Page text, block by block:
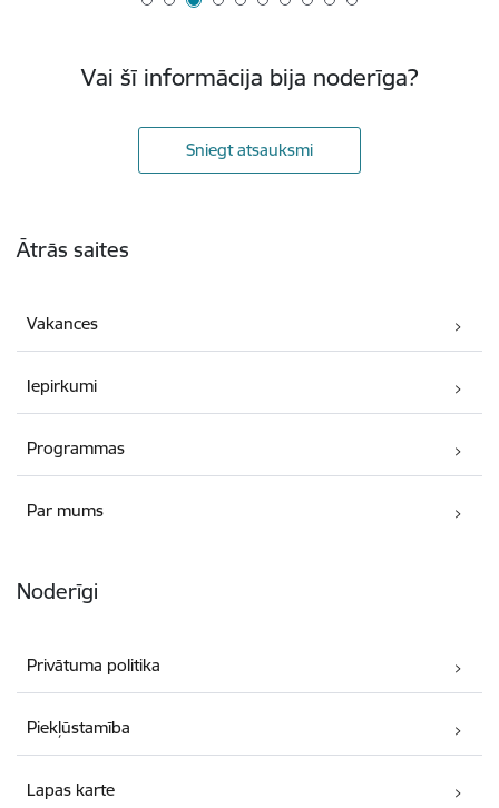
Vai šī informācija bija noderīga?
Sniegt atsauksmi
Ātrās saites
Vakances
Iepirkumi
Programmas
Par mums
Noderīgi
Privātuma politika
Piekļūstamība
Lapas karte